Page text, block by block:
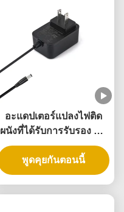
อะแดปเตอร์แปลงไฟติด
ผนังที่ได้รับการรับรอง UL
พร้อมเอาต์พุต 5V 12V
24V และกำลังไฟ 12W
24W สำหรับล็อคประตู
พูดคุยกันตอนนี้